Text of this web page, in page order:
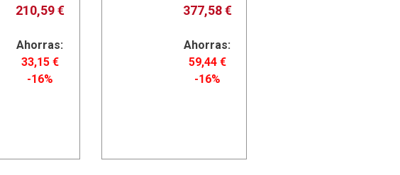
210,59€
Ahorras:
33,15 €
-16%
377,58€
Ahorras:
59,44 €
-16%